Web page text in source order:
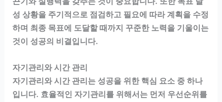
성 상황을 주기적으로 점검하고 필요에 따라 계획을 수정
하며 최종 목표에 도달할 때까지 꾸준한 노력을 기울이는
것이 성공의 비결입니다.
자기관리와 시간 관리
자기관리와 시간 관리는 성공을 위한 핵심 요소 중 하나
입니다. 효율적인 자기관리를 위해서는 먼저 우선순위를